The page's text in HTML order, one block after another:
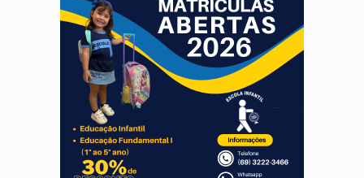
REFLORESTAMENTO: Plantar árvores não será mais suficiente para
OVNIS NA LUA:Cientistas alertam para possível base secreta no satélite
ACABOU COM PEUGEOT:Incêndio destrói carro que era rebocado para oficina
VÍDEO: Ladrão é filmado furtando moto na frente do bar
BOLSAS DE PESQUISA:Iniciativa Amazônia+10 lança chamada para fortalecer